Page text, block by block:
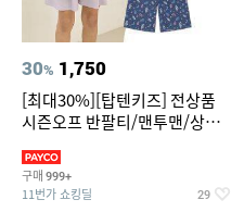
30% 1,750
[최대30%][탑텐키즈] 전상품
시즌오프 반팔티/맨투맨/상하
구매 999+
11번가 쇼킹딜 29